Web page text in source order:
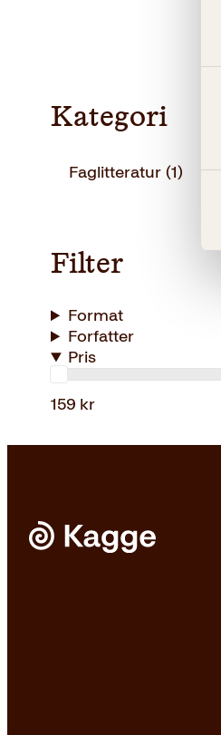
Kategori
Faglitteratur (1)
Filter
Format
Forfatter
Pris
159 kr